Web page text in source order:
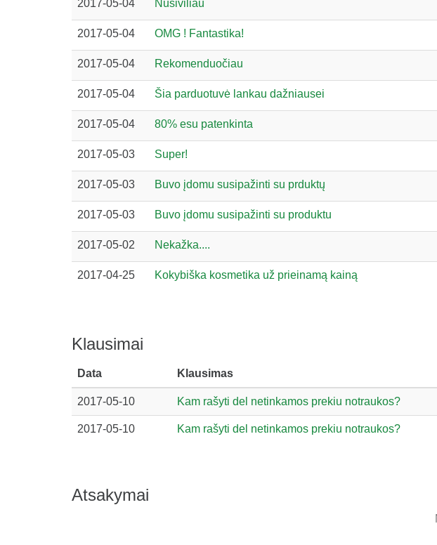
2017-05-04 Nusiviliau
2017-05-04 OMG ! Fantastika!
2017-05-04 Rekomenduočiau
2017-05-04 Šia parduotuvė lankau dažniausei
2017-05-04 80% esu patenkinta
2017-05-03 Super!
2017-05-03 Buvo įdomu susipažinti su prduktų
2017-05-03 Buvo įdomu susipažinti su produktu
2017-05-02 Nekažka....
2017-04-25 Kokybiška kosmetika už prieinamą kainą
Klausimai
Data Klausimas
2017-05-10 Kam rašyti del netinkamos prekiu notraukos?
2017-05-10 Kam rašyti del netinkamos prekiu notraukos?
Atsakymai